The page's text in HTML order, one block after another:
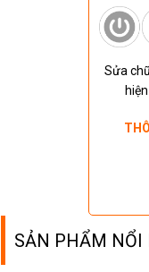
Sửa
SẢN PHẨM NỔI